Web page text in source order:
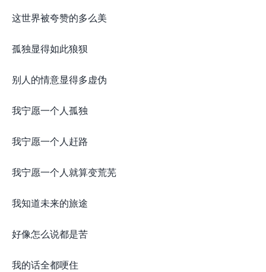
这世界被夸赞的多么美
孤独显得如此狼狈
别人的情意显得多虚伪
我宁愿一个人孤独
我宁愿一个人赶路
我宁愿一个人就算变荒芜
我知道未来的旅途
好像怎么说都是苦
我的话全都哽住